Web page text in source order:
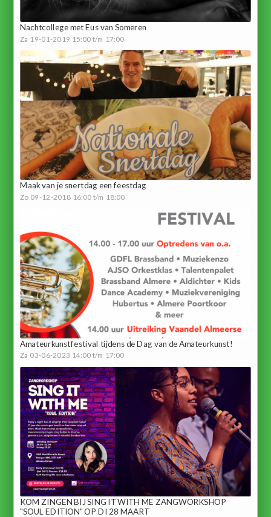
Nachtcollege met Eus van Someren
Za 19-01-2019 15:00 t/m 17:00
Maak van je snertdag een feestdag
Zo 09-12-2018 16:00 t/m 18:00
Amateurkunstfestival tijdens de Dag van de Amateurkunst!
Za 03-06-2023 14:00 t/m 17:00
KOM ZINGEN BIJ SING IT WITH ME ZANGWORKSHOP
"SOUL EDITION" OP DI 28 MAART